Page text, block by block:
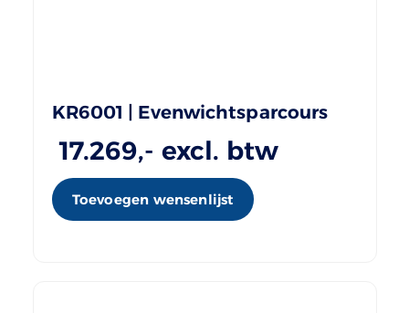
KR6001 | Evenwichtsparcours
17.269,- excl. btw
Toevoegen wensenlijst